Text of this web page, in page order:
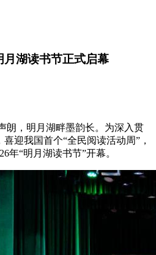
月湖读书节正式启幕
朗，明月湖畔墨韵长。为深入贯
迎我国首个“全民阅读活动周”，
年“明月湖读书节”开幕。